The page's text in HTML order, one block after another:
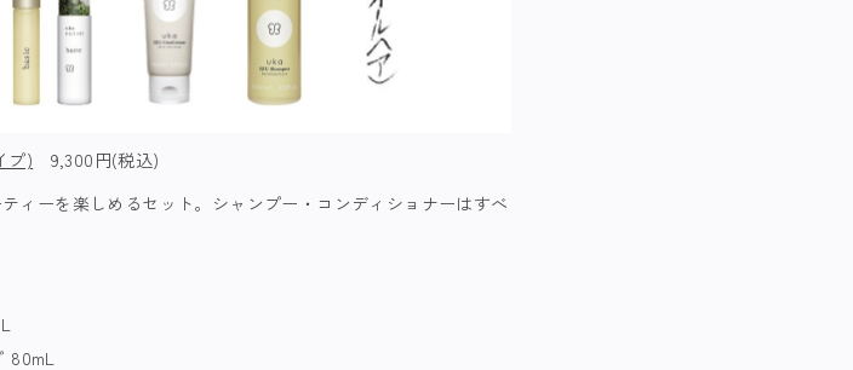
プ) 9,300円(税込)
ィーを楽しめるセット。シャンプー・コンディショナーはすべ
80mL